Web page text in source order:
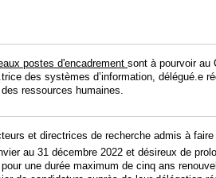
postes d'encadrement sont à pourvoir au
des systèmes d’information, délégué.e
ressources humaines.
et directrices de recherche admis à
au 31 décembre 2022 et désireux de
une durée maximum de cinq ans